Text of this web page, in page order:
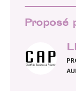
Proposé